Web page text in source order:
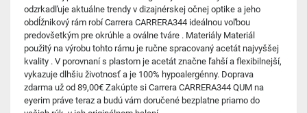
odzrkadľuje aktuálne trendy v dizajnérskej očnej optike a jeho
obdĺžnikový rám robí Carrera CARRERA344 ideálnou voľbou
predovšetkým pre okrúhle a oválne tváre . Materiály Materiál
použitý na výrobu tohto rámu je ručne spracovaný acetát najvyššej
kvality . V porovnaní s plastom je acetát značne ľahší a flexibilnejší,
vykazuje dlhšiu životnosť a je 100% hypoalergénny. Doprava
zdarma už od 89,00€ Zakúpte si Carrera CARRERA344 QUM na
eyerim práve teraz a budú vám doručené bezplatne priamo do